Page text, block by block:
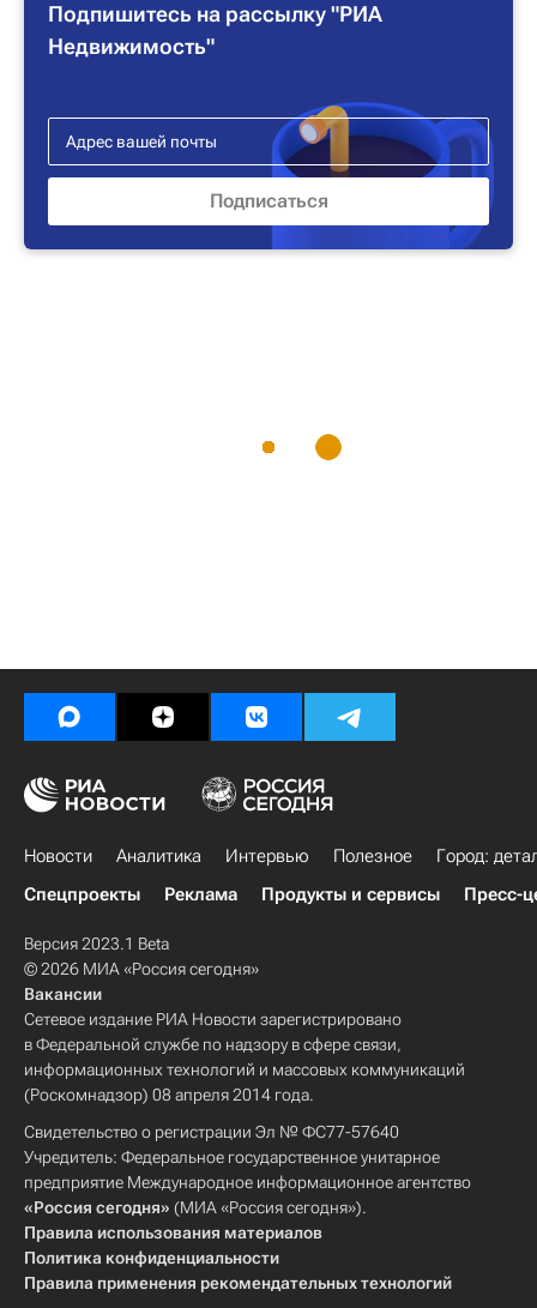
Подпишитесь на рассылку "РИА
Недвижимость"
Новости Аналитика Интервью Полезное
Город:
Спецпроекты
Реклама Продукты и сервисы Пресс-
Версия 2023.1 Beta
© 2026 МИА «Россия сегодня»
Вакансии
Сетевое издание РИА Новости зарегистрировано
в Федеральной службе по надзору в сфере связи,
информационных технологий и массовых коммуникаций
(Роскомнадзор) 08 апреля 2014 года.
Свидетельство о регистрации Эл № ФС77-57640
Учредитель: Федеральное государственное унитарное
предприятие Международное информационное агентство
«Россия сегодня» (МИА «Россия сегодня»).
Правила использования материалов
Политика конфиденциальности
Правила применения рекомендательных технологий